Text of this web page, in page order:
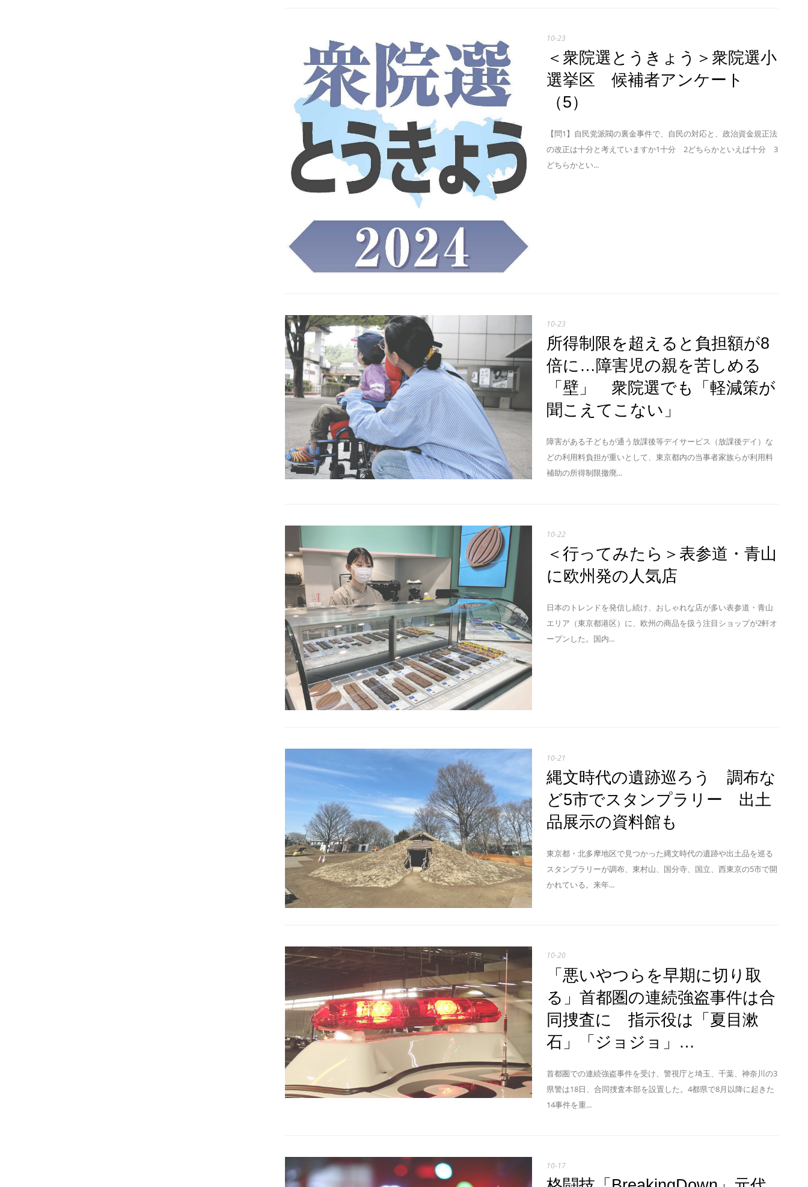
10-23
＜衆院選とうきょう＞衆院選小
選挙区 候補者アンケート
（5）
【問1】自民党派閥の裏金事件で、自民の対応と、政治資金規正法
の改正は十分と考えていますか1十分 2どちらかといえば十分 3
どちらかとい...
10-23
所得制限を超えると負担額が8
倍に…障害児の親を苦しめる
「壁」 衆院選でも「軽減策が
聞こえてこない」
障害がある子どもが通う放課後等デイサービス（放課後デイ）な
どの利用料負担が重いとして、東京都内の当事者家族らが利用料
補助の所得制限撤廃...
10-22
＜行ってみたら＞表参道・青山
に欧州発の人気店
日本のトレンドを発信し続け、おしゃれな店が多い表参道・青山
エリア（東京都港区）に、欧州の商品を扱う注目ショップが2軒オ
ープンした。国内...
10-21
縄文時代の遺跡巡ろう 調布な
ど5市でスタンプラリー 出土
品展示の資料館も
東京都・北多摩地区で見つかった縄文時代の遺跡や出土品を巡る
スタンプラリーが調布、東村山、国分寺、国立、西東京の5市で開
かれている。来年...
10-20
「悪いやつらを早期に切り取
る」首都圏の連続強盗事件は合
同捜査に 指示役は「夏目漱
石」「ジョジョ」…
首都圏での連続強盗事件を受け、警視庁と埼玉、千葉、神奈川の3
県警は18日、合同捜査本部を設置した。4都県で8月以降に起きた
14事件を重...
10-17